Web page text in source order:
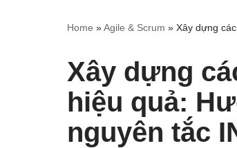
Home »Agile & Scrum » Xây dựng
Xây dựng
hiệu quả:
nguyên tắc